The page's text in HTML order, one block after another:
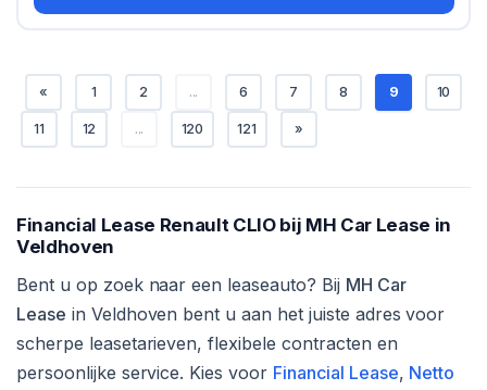
« 1 2 ... 6 7 8 9 10
11 12 ... 120 121 »
Financial Lease Renault CLIO bij MH Car Lease in
Veldhoven
Bent u op zoek naar een leaseauto? Bij MH Car
Lease in Veldhoven bent u aan het juiste adres voor
scherpe leasetarieven, flexibele contracten en
persoonlijke service. Kies voor Financial Lease, Netto